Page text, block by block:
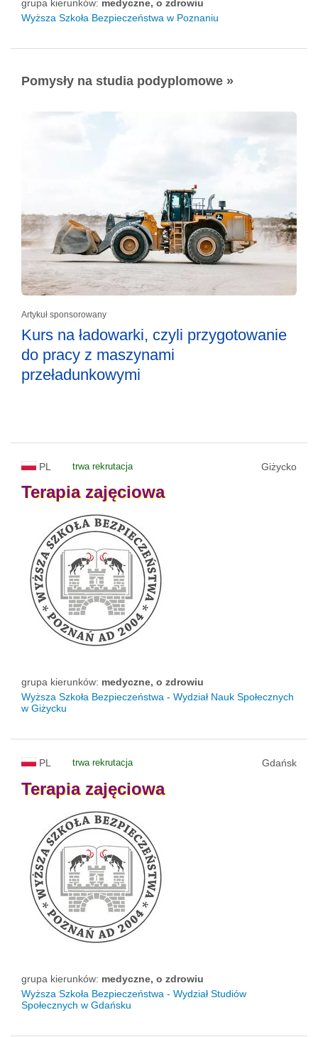
grupa kierunków: medyczne, o zdrowiu
Wyższa Szkoła Bezpieczeństwa w Poznaniu
Pomysły na studia podyplomowe »
Artykuł sponsorowany
Kurs na ładowarki, czyli przygotowanie
do pracy z maszynami
przeładunkowymi
PL trwa rekrutacja Giżycko
Terapia zajęciowa
grupa kierunków: medyczne, o zdrowiu
Wyższa Szkoła Bezpieczeństwa - Wydział Nauk Społecznych
w Giżycku
PL trwa rekrutacja Gdańsk
Terapia zajęciowa
grupa kierunków: medyczne, o zdrowiu
Wyższa Szkoła Bezpieczeństwa - Wydział Studiów
Społecznych w Gdańsku